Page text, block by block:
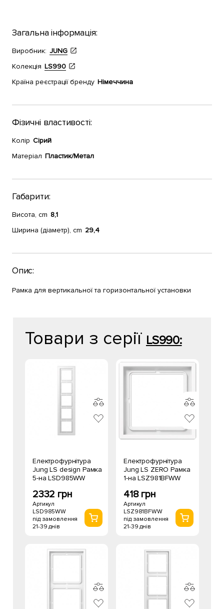
Загальна інформація:
Виробник: JUNG
Колекція LS990
Країна реєстрації бренду Німеччина
Фізичні властивості:
Колір Сірий
Матеріал Пластик/Метал
Габарити:
Висота, cm 8,1
Ширина (діаметр), cm 29,4
Опис:
Рамка для вертикальної та горизонтальної установки
Товари з серії LS990:
Електрофурнітура
Jung LS design Рамка
5-на LSD985WW
2332 грн
Артикул
LSD985WW
під замовлення
21-39 днів
Електрофурнітура
Jung LS ZERO Рамка
1-на LSZ981BFWW
418 грн
Артикул
LSZ981BFWW
під замовлення
21-39 днів